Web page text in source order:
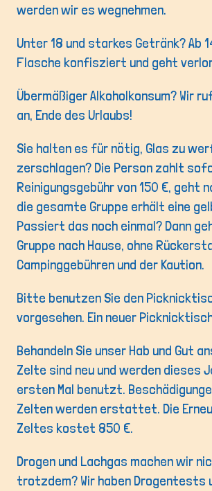
werden wir es wegnehmen.
Unter 18 und starkes Getränk? Ab
Flasche konfisziert und geht
Übermäßiger Alkoholkonsum? Wir
an, Ende des Urlaubs!
Sie halten es für nötig, Glas zu
zerschlagen? Die Person zahlt
Reinigungsgebühr von 150 €, geht
die gesamte Gruppe erhält eine
Passiert das noch einmal? Dann
Gruppe nach Hause, ohne
Campinggebühren und der Kaution.
Bitte benutzen Sie den
vorgesehen. Ein neuer
Behandeln Sie unser Hab und Gut
Zelte sind neu und werden dieses
ersten Mal benutzt.
Zelten werden erstattet. Die
Zeltes kostet 850 €.
Drogen und Lachgas machen wir
trotzdem? Wir haben Drogentests